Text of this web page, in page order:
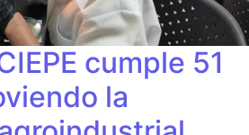
cumple 51
la